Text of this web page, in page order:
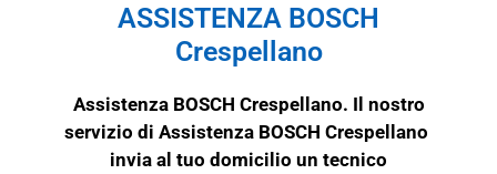
ASSISTENZA BOSCH
Crespellano
Assistenza BOSCH Crespellano. Il nostro
servizio di Assistenza BOSCH Crespellano
invia al tuo domicilio un tecnico